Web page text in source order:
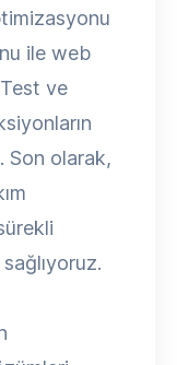
ile web
ve
Son olarak,